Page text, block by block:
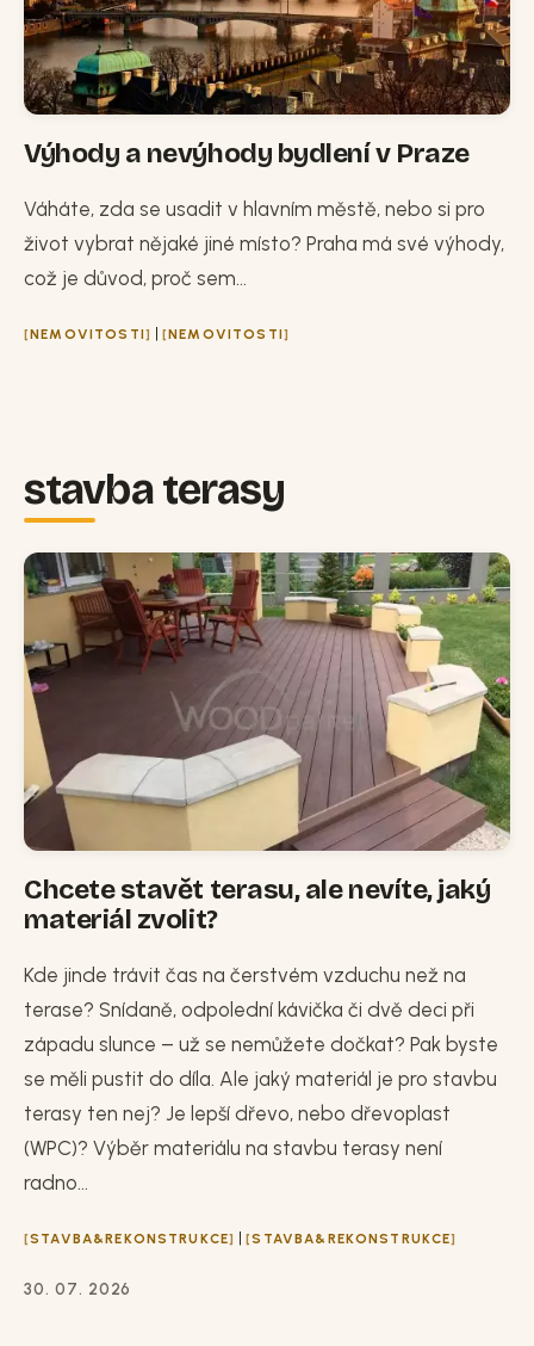
Výhody a nevýhody bydlení v Praze
Váháte, zda se usadit v hlavním městě, nebo si pro
život vybrat nějaké jiné místo? Praha má své výhody,
což je důvod, proč sem...
NEMOVITOSTI | NEMOVITOSTI
stavba terasy
Chcete stavět terasu, ale nevíte, jaký
materiál zvolit?
Kde jinde trávit čas na čerstvém vzduchu než na
terase? Snídaně, odpolední kávička či dvě deci při
západu slunce – už se nemůžete dočkat? Pak byste
se měli pustit do díla. Ale jaký materiál je pro stavbu
terasy ten nej? Je lepší dřevo, nebo dřevoplast
(WPC)? Výběr materiálu na stavbu terasy není
radno...
STAVBA&REKONSTRUKCE | STAVBA&REKONSTRUKCE
30. 07. 2026